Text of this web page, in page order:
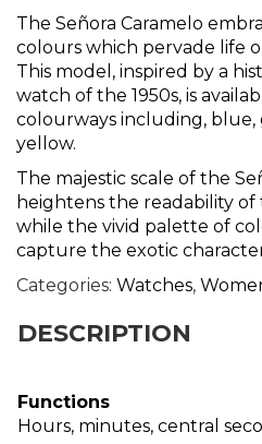
The Señora Caramelo
colours which pervade life
This model, inspired by a
watch of the 1950s, is
colourways including, blue,
yellow.
The majestic scale of the
heightens the readability of
while the vivid palette of
capture the exotic
Categories: Watches,
DESCRIPTION
Functions
Hours, minutes, central